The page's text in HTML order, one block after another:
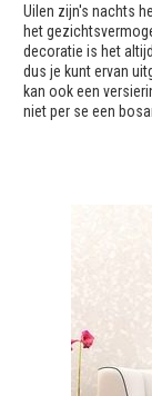
Uilen zijn's nachts
het
decoratie is het
dus je kunt ervan
kan ook een
niet per se een